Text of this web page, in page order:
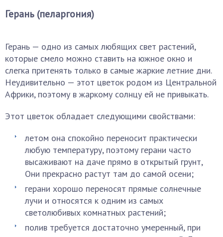
Герань (пеларгония)
Герань — одно из самых любящих свет растений,
которые смело можно ставить на южное окно и
слегка притенять только в самые жаркие летние дни.
Неудивительно — этот цветок родом из Центральной
Африки, поэтому в жаркому солнцу ей не привыкать.
Этот цветок обладает следующими свойствами:
летом она спокойно переносит практически
любую температуру, поэтому герани часто
высаживают на даче прямо в открытый грунт,
Они прекрасно растут там до самой осени;
герани хорошо переносят прямые солнечные
лучи и относятся к одним из самых
светолюбивых комнатных растений;
полив требуется достаточно умеренный, при